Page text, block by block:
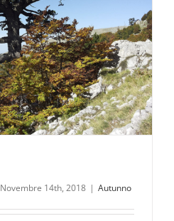
Novembre 14th, 2018 | Autunno